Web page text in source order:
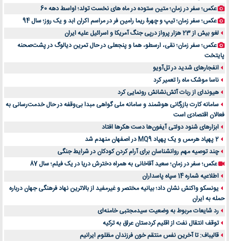
عکس؛ سفر در زمان؛ متین ستوده در ماه های نخست تولد؛ اواسط دهه 60
عکس؛ سفر زمان؛ تیپ و چهرۀ ریما رامین فر در مراسم اکران ابد و یک روز؛ سال 94
لغو بیش از 23 هزار پرواز درپی جنگ آمریکا و اسرائیل علیه ایران
عکس؛ سفر زمان؛ نقی، ارسطو، هما و پنجعلی در حال تمرین دیالوگ در پشت‌صحنه
پایتخت
انفجارهای شدید در تل‌آویو
ناسا موشک ماه را تعمیر کرد
هیوندای از ربات آتش‌نشانش رونمایی کرد
سامانه کارت بازرگانی هوشمند و سامانه ملی گواهی مبدا بی‌وقفه در حال خدمت‌رسانی به
فعالان اقتصادی است
ابزارهای شنود دولتی آیفون‌ها دست هکرها افتاد
2 پهپاد هرمس و یک پهپاد MQ9 در اصفهان منهدم شد
چند توصیه مهم روانشناسان برای آرام کردن کودکان در شرایط جنگی
عکس؛ سفر در زمان؛ سعید آقاخانی به همراه دخترش دریا در یک فیلم؛ سال 87
اطلاعیه شماره 14 سپاه پاسداران
یونسکو واکنش نشان داد؛ بیانیه مختصر و غیرمفید از بالاترین نهاد فرهنگی جهان درباره
حمله به ایران
رد شایعات مربوط به وضعیت سیدمجتبی خامنه‌ای
توقف انتقال نفت از اقلیم کردستان عراق به ترکیه
قالیباف: تا آخرین نفس منتقم خون فرزندان مظلوم ایرانیم